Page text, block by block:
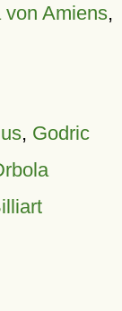
von Amiens,
, Godric